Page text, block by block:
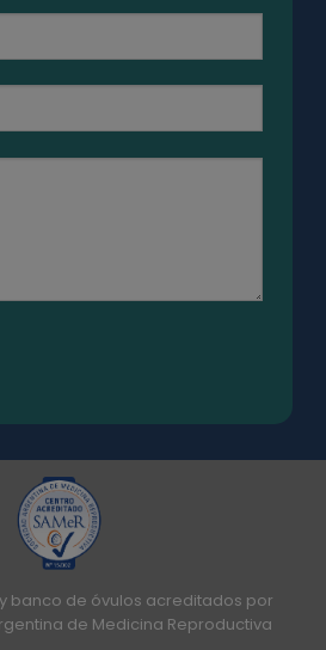
banco de óvulos acreditados por
de Medicina Reproductiva